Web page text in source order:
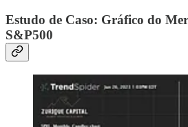
Estudo de Caso: Gráfico do
S&P500